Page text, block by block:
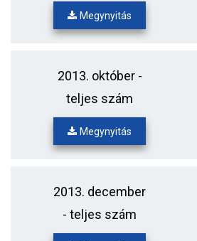
Megynyitás
2013. október -
teljes szám
Megynyitás
2013. december
- teljes szám